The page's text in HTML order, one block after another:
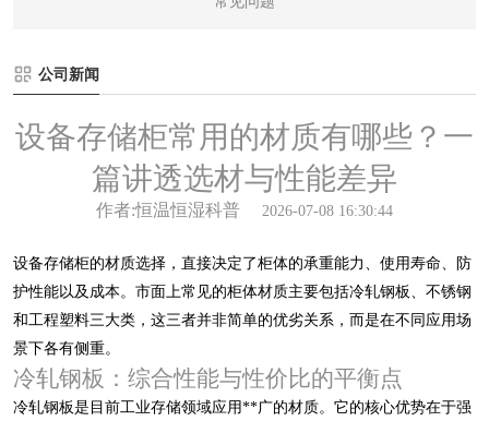
公司新闻
设备存储柜常用的材质有哪些？一
篇讲透选材与性能差异
作者:恒温恒湿科普 2026-07-08 16:30:44
设备存储柜的材质选择，直接决定了柜体的承重能力、使用寿命、防
护性能以及成本。市面上常见的柜体材质主要包括冷轧钢板、不锈钢
和工程塑料三大类，这三者并非简单的优劣关系，而是在不同应用场
景下各有侧重。
冷轧钢板：综合性能与性价比的平衡点
冷轧钢板是目前工业存储领域应用**广的材质。它的核心优势在于强